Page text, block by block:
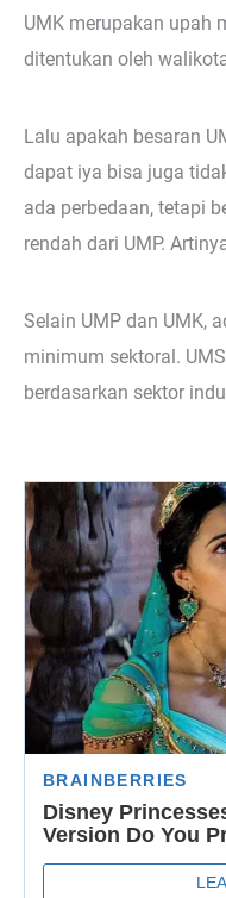
UMK merupakan upah
ditentukan oleh
Lalu apakah besaran
dapat iya bisa juga
ada perbedaan, tetapi
rendah dari UMP.
Selain UMP dan UMK,
minimum sektoral.
berdasarkan sektor